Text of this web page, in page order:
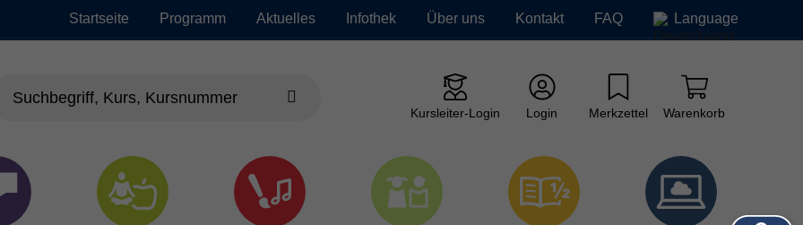
Startseite Programm Aktuelles Infothek Über uns Kontakt FAQ Language
Kursleiter-Login Login Merkzettel Warenkorb